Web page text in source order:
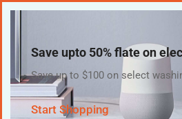
Save upto 50% flate on
Save up to $100 on select
Start Shopping